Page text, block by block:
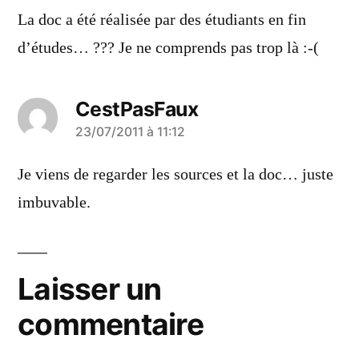
dit :
La doc a été réalisée par des étudiants en fin
d’études… ??? Je ne comprends pas trop là :-(
CestPasFaux
a
dit :
23/07/2011 à 11:12
Je viens de regarder les sources et la doc… juste
imbuvable.
Laisser un
commentaire